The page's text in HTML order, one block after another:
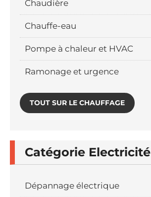
Chaudière
Chauffe-eau
Pompe à chaleur et HVAC
Ramonage et urgence
TOUT SUR LE CHAUFFAGE
Catégorie Electricité
Dépannage électrique